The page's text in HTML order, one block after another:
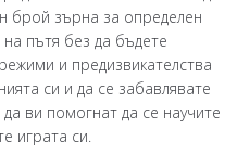
брой зърна за определен
пътя без да бъдете
и предизвикателства
си и да се забавлявате
ви помогнат да се научите
играта си.